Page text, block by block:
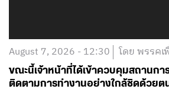
August 7, 2026 - 12:30 โดย พรรคเ
ขณะนี้เจ้าหน้าที่ได้เข้าควบคุมสถานก
ติดตามการทำงานอย่างใกล้ชิดด้วยต